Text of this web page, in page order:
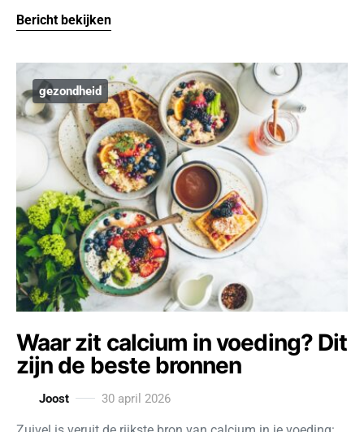
Bericht bekijken
gezondheid
Waar zit calcium in voeding? Dit
zijn de beste bronnen
Joost 30 april 2026